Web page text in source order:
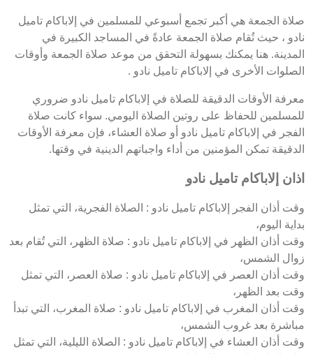
صلاة الجمعة هي أكبر تجمع أسبوعي للمسلمين في إلاباكام تاميل
نادو ، حيث تُقام صلاة الجمعة عادةً في المساجد الكبيرة في
المدينة. هنا يمكنك بسهولة التحقق من موعد صلاة الجمعة وأوقات
الصلوات الأخرى في إلاباكام تاميل نادو .
معرفة الأوقات الدقيقة للصلاة في إلاباكام تاميل نادو ضروري
للمسلمين للحفاظ على روتين الصلاة اليومي. سواء كانت صلاة
الفجر في إلاباكام تاميل نادو أو صلاة العشاء، فإن معرفة الأوقات
الدقيقة تمكن المؤمنين من أداء واجباتهم الدينية في وقتها.
اذان إلاباكام تاميل نادو
وقت أذان الفجر إلاباكام تاميل نادو : الصلاة الفجرية، التي تمثل
بداية اليوم،
وقت أذان الظهر في إلاباكام تاميل نادو : صلاة الظهر، التي تُقام بعد
زوال الشمس،
وقت أذان العصر في إلاباكام تاميل نادو : صلاة العصر، التي تمثل
وقت بعد الظهر،
وقت أذان المغرب في إلاباكام تاميل نادو : صلاة المغرب، التي تبدأ
مباشرة بعد غروب الشمس،
وقت أذان العشاء في إلاباكام تاميل نادو : الصلاة الليلية، التي تمثل